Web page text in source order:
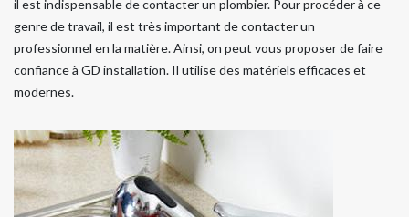
il est indispensable de contacter un plombier. Pour procéder à ce
genre de travail, il est très important de contacter un
professionnel en la matière. Ainsi, on peut vous proposer de faire
confiance à GD installation. Il utilise des matériels efficaces et
modernes.